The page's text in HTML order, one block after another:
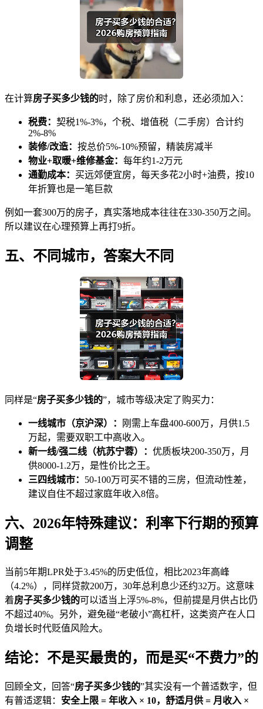
在计算房子买多少钱的时，除了房价和利息，还必须加入：
税费： 契税1%-3%，个税、增值税（二手房）合计约
2%-8%
装修/改造： 按总价5%-10%预留，精装房减半
物业+取暖+维修基金： 每年约1-2万元
通勤成本： 买远郊便宜房，每天多花2小时+油费，按10
年折算也是一笔巨款
例如一套300万的房子，真实落地成本往往在330-350万之间。
所以建议在心理预算上再打9折。
五、不同城市，答案大不同
同样是“房子买多少钱的”，城市等级决定了购买力：
一线城市（京沪深）：
刚需上车盘400-600万，月供1.5
万起，需要双职工中高收入。
新一线/强二线（杭苏宁蓉）： 优质板块200-350万，月
供8000-1.2万，是性价比之王。
三四线城市： 50-100万可买不错的三房，但流动性差，
建议自住不超过家庭年收入8倍。
六、2026年特殊建议：利率下行期的预算
调整
当前5年期LPR处于3.45%的历史低位，相比2023年高峰
（4.2%），同样贷款200万，30年总利息少还约32万。这意味
着房子买多少钱的可以适当上浮5%-8%，但前提是月供占比仍
不超过40%。另外，避免碰“老破小”高杠杆，这类资产在人口
负增长时代贬值风险大。
结论：不是买最贵的，而是买“不费力”的
回顾全文，回答“房子买多少钱的”其实没有一个普适数字，但
有普适逻辑： 安全上限 = 年收入 × 10，舒适月供 = 月收入 ×